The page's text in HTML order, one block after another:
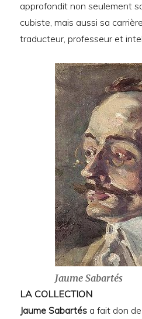
approfondit non seulement
cubiste, mais aussi sa
traducteur, professeur et
Jaume Sabartés
LA COLLECTION
Jaume Sabartés a fait don